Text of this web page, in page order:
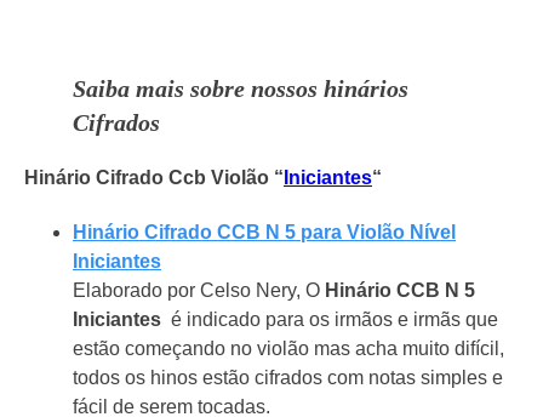
Saiba mais sobre nossos hinários
Cifrados
Hinário Cifrado Ccb Violão “ Iniciantes“
Hinário Cifrado CCB N 5 para Violão Nível
Iniciantes
Elaborado por Celso Nery, O Hinário CCB N 5
Iniciantes é indicado para os irmãos e irmãs que
estão começando no violão mas acha muito difícil,
todos os hinos estão cifrados com notas simples e
fácil de serem tocadas.